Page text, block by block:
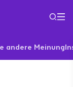
andere Meinung